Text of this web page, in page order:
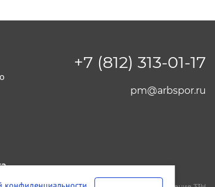
+7 (812) 313-01-17
pm@arbspor.ru